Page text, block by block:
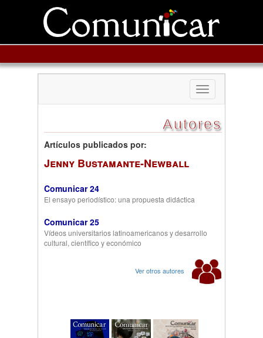
Toggle
navigation
Autores
Artículos publicados por:
Jenny Bustamante-Newball
Comunicar 24
El ensayo periodístico: una propuesta didáctica
Comunicar 25
Vídeos universitarios latinoamericanos y desarrollo
cultural, científico y económico
Ver otros autores